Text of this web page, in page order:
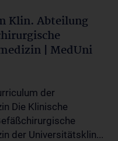
Klin. Abteilung
| MedUni
der
Die Klinische
der Universitätsklin...